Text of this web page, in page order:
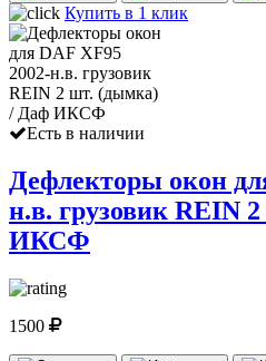
Купить в 1 клик
Есть в наличии
Дефлекторы окон
н.в. грузовик REIN
ИКСФ
1500